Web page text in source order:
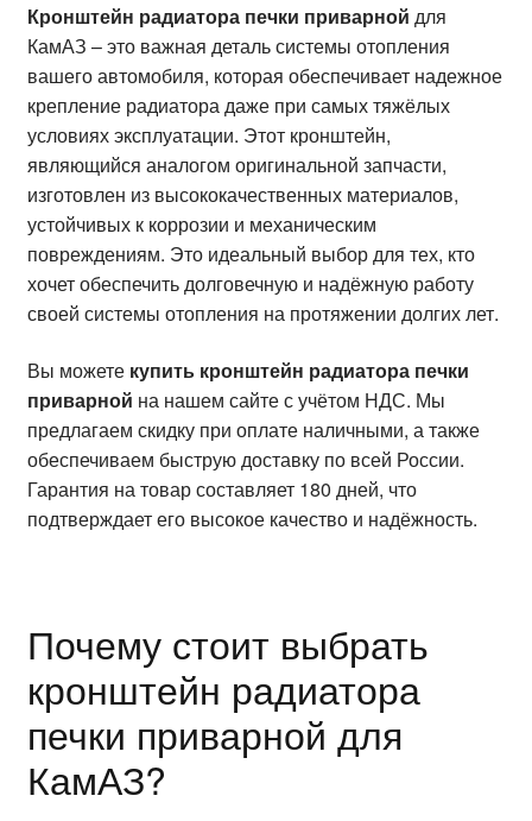
Кронштейн радиатора печки приварной для
КамАЗ – это важная деталь системы отопления
вашего автомобиля, которая обеспечивает надежное
крепление радиатора даже при самых тяжёлых
условиях эксплуатации. Этот кронштейн,
являющийся аналогом оригинальной запчасти,
изготовлен из высококачественных материалов,
устойчивых к коррозии и механическим
повреждениям. Это идеальный выбор для тех, кто
хочет обеспечить долговечную и надёжную работу
своей системы отопления на протяжении долгих лет.
Вы можете купить кронштейн радиатора печки
приварной на нашем сайте с учётом НДС. Мы
предлагаем скидку при оплате наличными, а также
обеспечиваем быструю доставку по всей России.
Гарантия на товар составляет 180 дней, что
подтверждает его высокое качество и надёжность.
Почему стоит выбрать
кронштейн радиатора
печки приварной для
КамАЗ?